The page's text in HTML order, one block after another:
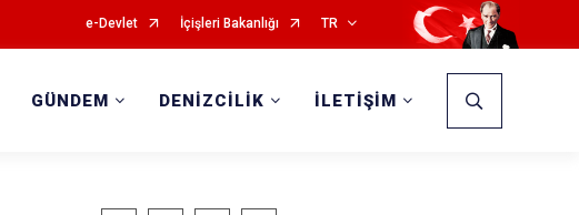
e-Devlet İçişleri Bakanlığı TR
GÜNDEM DENİZCİLİK İLETİŞİM